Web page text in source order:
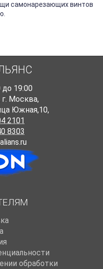
самонарезающих винтов
до 19:00
г. Москва,
Южная,10,
2101
8303
обработки